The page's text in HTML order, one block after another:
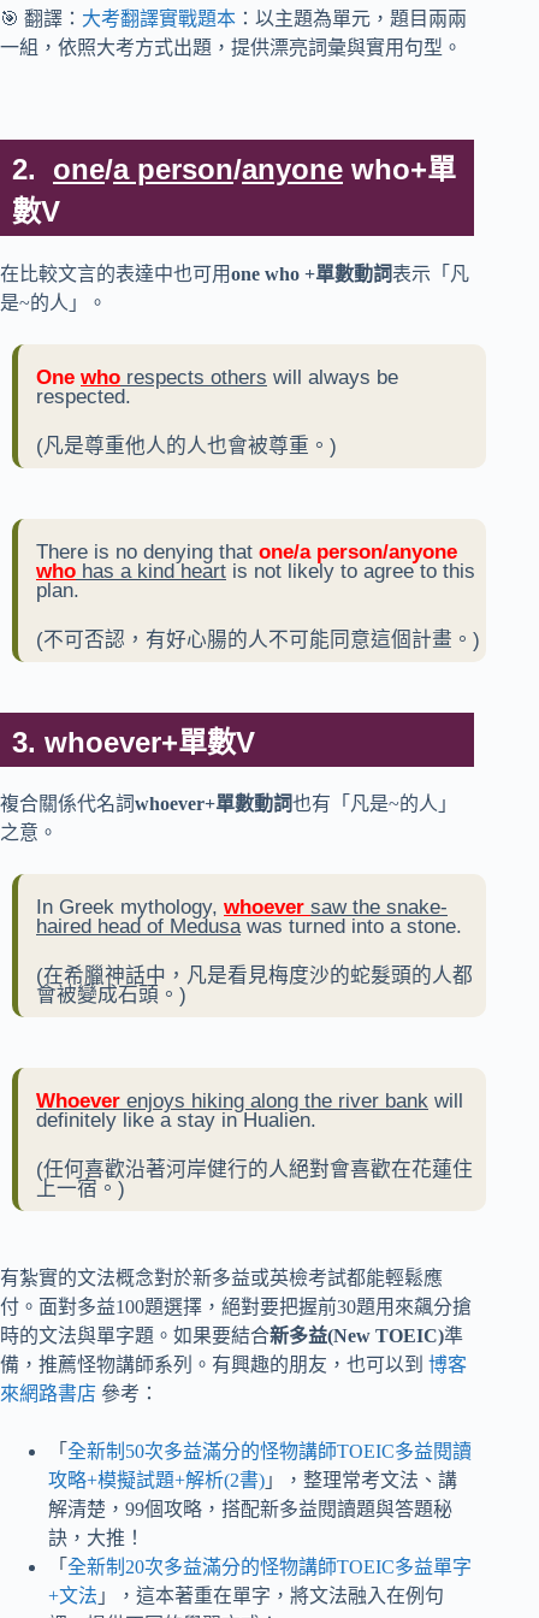
🎯 翻譯： 大考翻譯實戰題本 ：以主題為單元，題目兩兩
一組，依照大考方式出題，提供漂亮詞彙與實用句型。
2. one/a person/anyone who+單
數V
在比較文言的表達中也可用one who +單數動詞表示「凡
是~的人」。
One who respects others will always be
respected.
(凡是尊重他人的人也會被尊重。)
There is no denying that one/a person/anyone
who has a kind heart is not likely to agree to this
plan.
(不可否認，有好心腸的人不可能同意這個計畫。)
3. whoever+單數V
複合關係代名詞whoever+單數動詞也有「凡是~的人」
之意。
In Greek mythology, whoever saw the snake-
haired head of Medusawas turned into a stone.
(在希臘神話中，凡是看見梅度沙的蛇髮頭的人都
會被變成石頭。)
Whoever enjoys hiking along the river bank will
definitely like a stay in Hualien.
(任何喜歡沿著河岸健行的人絕對會喜歡在花蓮住
上一宿。)
有紮實的文法概念對於新多益或英檢考試都能輕鬆應
付。面對多益100題選擇，絕對要把握前30題用來飆分搶
時的文法與單字題。如果要結合新多益(New TOEIC)準
備，推薦怪物講師系列。有興趣的朋友，也可以到 博客
來網路書店 參考：
「 全新制50次多益滿分的怪物講師TOEIC多益閱讀
攻略+模擬試題+解析(2書) 」，整理常考文法、講
解清楚，99個攻略，搭配新多益閱讀題與答題秘
訣，大推！
「 全新制20次多益滿分的怪物講師TOEIC多益單字
+文法 」，這本著重在單字，將文法融入在例句